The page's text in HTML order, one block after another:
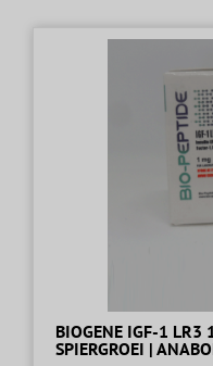
BIOGENE IGF-1 LR3
SPIERGROEI |